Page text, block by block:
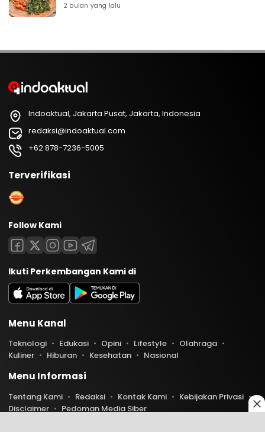
2 bulan yang lalu
Indoaktual, Jakarta Pusat, Jakarta, Indonesia
redaksi@indoaktual.com
+62 878-7236-5005
Terverifikasi
Follow Kami
Ikuti Perkembangan Kami di
Menu Kanal
Teknologi Edukasi Opini Lifestyle
Olahraga
Kuliner
Hiburan Kesehatan Nasional
Menu Informasi
Tentang Kami Redaksi Kontak Kami
Kebijakan Privasi
Disclaimer
Pedoman Media Siber